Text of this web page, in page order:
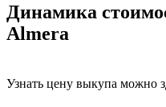
Динамика
Almera
Узнать цену выкупа можно